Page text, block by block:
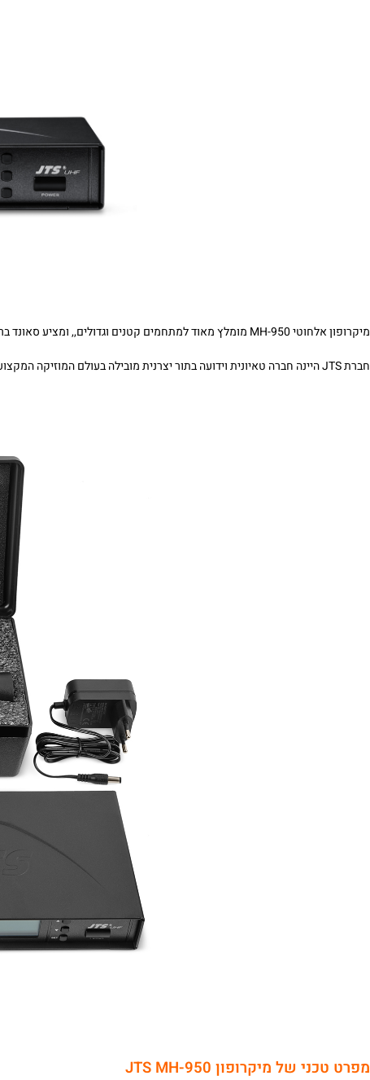
מיקרופון אלחוטי MH-950 מומלץ מאוד למתחמים קטנים וגדולים,, ומציע סאונד ברמות גבוהות.
חברת JTS היינה חברה טאיונית וידועה בתור יצרנית מובילה בעולם המוזיקה המקצועי , עם שלל מוצרי סאונד שהפכו לסטנדרט שעובר כל מפרט ודרישה.
מפרט טכני של מיקרופון JTS MH-950